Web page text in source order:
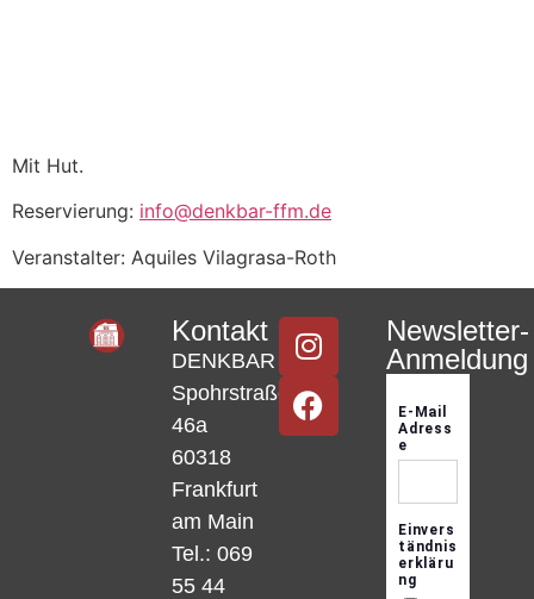
Mit Hut.
Reservierung: info@denkbar-ffm.de
Veranstalter: Aquiles Vilagrasa-Roth
Kontakt
DENKBAR
Spohrstraße
46a
60318
Frankfurt
am Main
Tel.: 069
55 44
Newsletter-
Anmeldung